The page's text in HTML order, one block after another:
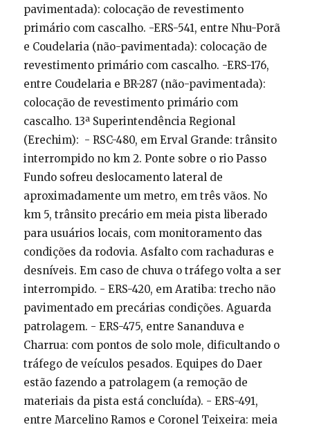
pavimentada): colocação de revestimento
primário com cascalho. -ERS-541, entre Nhu-Porã
e Coudelaria (não-pavimentada): colocação de
revestimento primário com cascalho. -ERS-176,
entre Coudelaria e BR-287 (não-pavimentada):
colocação de revestimento primário com
cascalho. 13ª Superintendência Regional
(Erechim): - RSC-480, em Erval Grande: trânsito
interrompido no km 2. Ponte sobre o rio Passo
Fundo sofreu deslocamento lateral de
aproximadamente um metro, em três vãos. No
km 5, trânsito precário em meia pista liberado
para usuários locais, com monitoramento das
condições da rodovia. Asfalto com rachaduras e
desníveis. Em caso de chuva o tráfego volta a ser
interrompido. - ERS-420, em Aratiba: trecho não
pavimentado em precárias condições. Aguarda
patrolagem. - ERS-475, entre Sananduva e
Charrua: com pontos de solo mole, dificultando o
tráfego de veículos pesados. Equipes do Daer
estão fazendo a patrolagem (a remoção de
materiais da pista está concluída). - ERS-491,
entre Marcelino Ramos e Coronel Teixeira: meia